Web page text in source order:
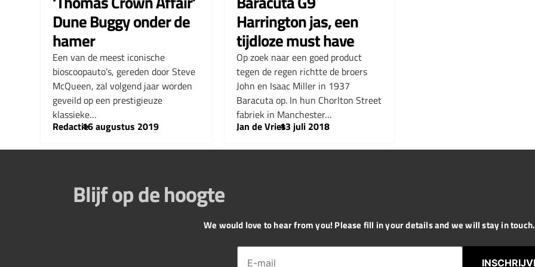
Dune Buggy onder de
hamer
Een van de meest iconische
bioscoopauto’s, gereden door Steve
McQueen, zal volgend jaar worden
geveild op een prestigieuze
klassieke…
Redactie
–
16 augustus 2019
Harrington jas, een
tijdloze must have
Op zoek naar een goed product
tegen de regen richtte de broers
John en Isaac Miller in 1937
Baracuta op. In hun Chorlton Street
fabriek in Manchester…
Jan de Vries
–
13 juli 2018
Blijf op de hoogte
We would love to hear from you! Please fill in your details and we will stay in